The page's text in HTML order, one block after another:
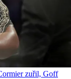
zuřil, Goff